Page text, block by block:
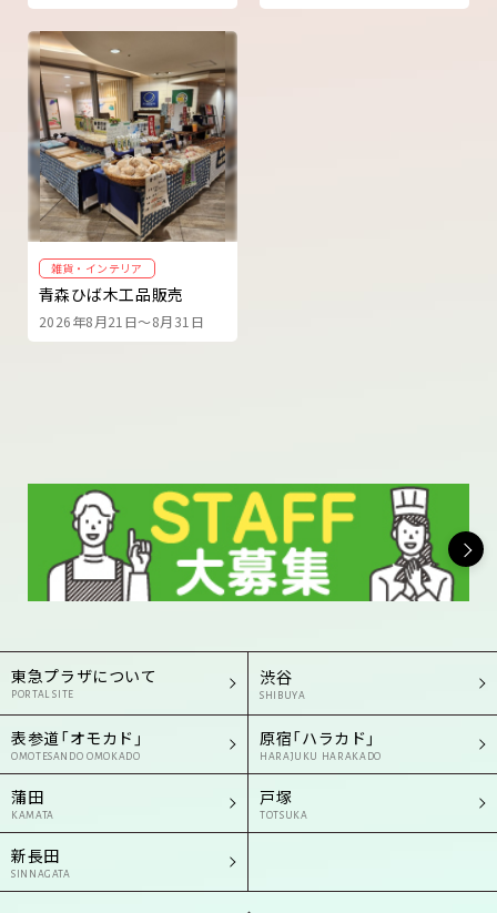
雑貨・インテリア
青森ひば木工品販売
2026年8月21日～8月31日
東急プラザについて
PORTAL SITE
渋谷
SHIBUYA
表参道「オモカド」
OMOTESANDO OMOKADO
原宿「ハラカド」
HARAJUKU HARAKADO
蒲田
KAMATA
戸塚
TOTSUKA
新長田
SINNAGATA